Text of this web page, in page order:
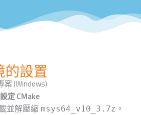
的設置
案 (Windows)
定 CMake
並解壓縮 msys64_v10_3.7z 。